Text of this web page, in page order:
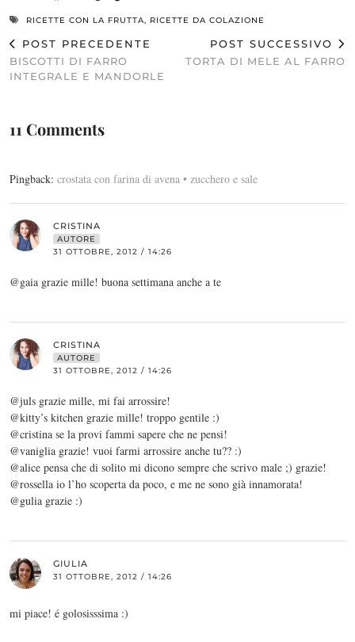
RICETTE CON LA FRUTTA, RICETTE DA COLAZIONE
POST PRECEDENTE
BISCOTTI DI FARRO
INTEGRALE E MANDORLE
POST SUCCESSIVO
TORTA DI MELE AL FARRO
11 Comments
Pingback: crostata con farina di avena • zucchero e sale
CRISTINA
AUTORE
31 OTTOBRE, 2012 / 14:26
@gaia grazie mille! buona settimana anche a te
CRISTINA
AUTORE
31 OTTOBRE, 2012 / 14:26
@juls grazie mille, mi fai arrossire!
@kitty’s kitchen grazie mille! troppo gentile :)
@cristina se la provi fammi sapere che ne pensi!
@vaniglia grazie! vuoi farmi arrossire anche tu?? :)
@alice pensa che di solito mi dicono sempre che scrivo male ;) grazie!
@rossella io l’ho scoperta da poco, e me ne sono già innamorata!
@gulia grazie :)
GIULIA
31 OTTOBRE, 2012 / 14:26
mi piace! é golosisssima :)